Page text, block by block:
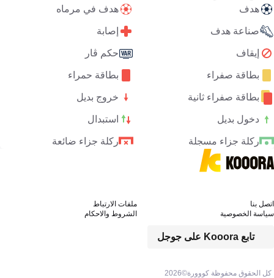
هدف هدف في مرماه
صناعة هدف إصابة
إيقاف حكم ڤار
بطاقة صفراء بطاقة حمراء
بطاقة صفراء ثانية خروج بديل
دخول بديل استبدال
ركلة جزاء مسجلة ركلة جزاء ضائعة
كل الحقوق محفوظة كووورة©2026
تابع Kooora على جوجل
اتصل بنا
ملفات الارتباط
سياسة الخصوصية
الشروط والاحكام